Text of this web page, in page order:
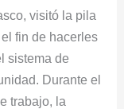
visitó la pila
fin de hacerles
sistema de
Durante el
trabajo, la